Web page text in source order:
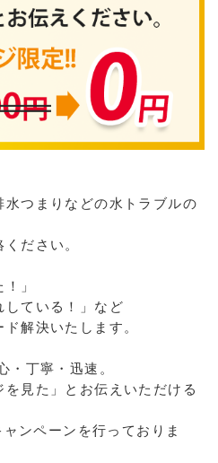
つまりなどの水トラブルの
ださい。
」
している！」など
解決いたします。
・丁寧・迅速。
見た」とお伝えいただける
ンペーンを行っておりま